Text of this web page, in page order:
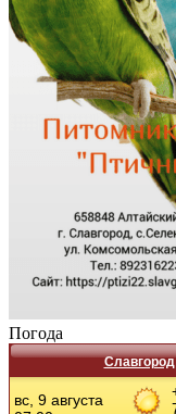
Погода
Славгород